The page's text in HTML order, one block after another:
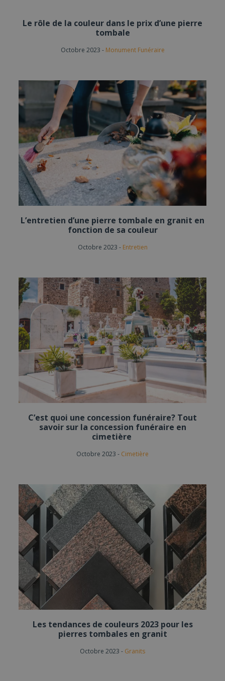
Le rôle de la couleur dans le prix d’une pierre
tombale
Octobre 2023 - Monument Funéraire
L’entretien d’une pierre tombale en granit en
fonction de sa couleur
Octobre 2023 - Entretien
C’est quoi une concession funéraire? Tout
savoir sur la concession funéraire en
cimetière
Octobre 2023 - Cimetière
Les tendances de couleurs 2023 pour les
pierres tombales en granit
Octobre 2023 - Granits